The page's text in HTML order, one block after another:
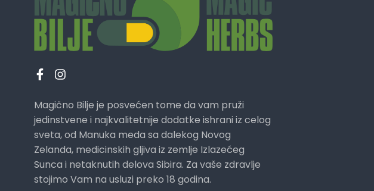
Magično Bilje je posvećen tome da vam pruži
jedinstvene i najkvalitetnije dodatke ishrani iz celog
sveta, od Manuka meda sa dalekog Novog
Zelanda, medicinskih gljiva iz zemlje Izlazećeg
Sunca i netaknutih delova Sibira. Za vaše zdravlje
stojimo Vam na usluzi preko 18 godina.